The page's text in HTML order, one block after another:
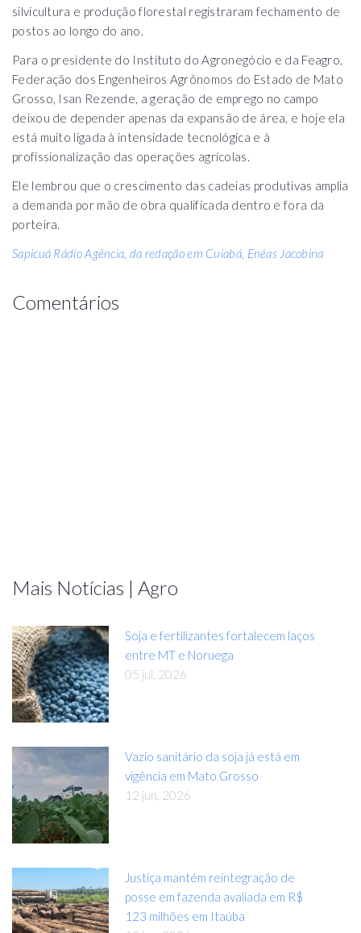
silvicultura e produção florestal registraram fechamento de
postos ao longo do ano.
Para o presidente do Instituto do Agronegócio e da Feagro,
Federação dos Engenheiros Agrônomos do Estado de Mato
Grosso, Isan Rezende, a geração de emprego no campo
deixou de depender apenas da expansão de área, e hoje ela
está muito ligada à intensidade tecnológica e à
profissionalização das operações agrícolas.
Ele lembrou que o crescimento das cadeias produtivas amplia
a demanda por mão de obra qualificada dentro e fora da
porteira.
Sapicuá Rádio Agência, da redação em Cuiabá, Enéas Jacobina
Comentários
Mais Notícias | Agro
Soja e fertilizantes fortalecem laços
entre MT e Noruega
05 jul, 2026
Vazio sanitário da soja já está em
vigência em Mato Grosso
12 jun, 2026
Justiça mantém reintegração de
posse em fazenda avaliada em R$
123 milhões em Itaúba